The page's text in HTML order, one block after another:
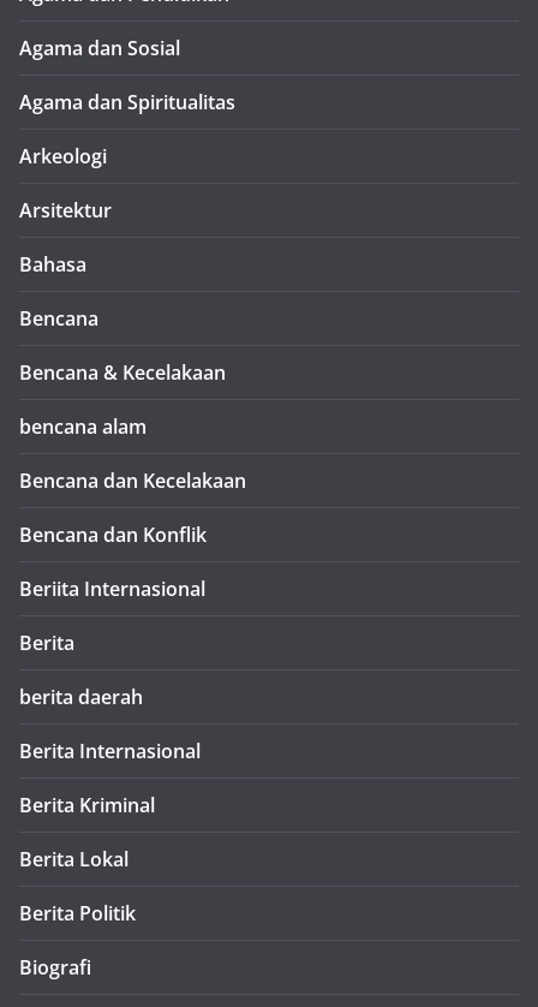
Agama dan Sosial
Agama dan Spiritualitas
Arkeologi
Arsitektur
Bahasa
Bencana
Bencana & Kecelakaan
bencana alam
Bencana dan Kecelakaan
Bencana dan Konflik
Beriita Internasional
Berita
berita daerah
Berita Internasional
Berita Kriminal
Berita Lokal
Berita Politik
Biografi